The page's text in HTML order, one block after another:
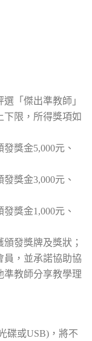
「傑出準教師」
下限，所得獎項如
獎金5,000元、
獎金3,000元、
獎金1,000元、
發獎牌及獎狀；
員，並承諾協助協
準教師分享教學理
碟或USB)，將不